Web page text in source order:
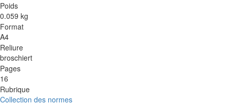
Poids
0.059 kg
Format
A4
Reliure
broschiert
Pages
16
Rubrique
Collection des normes